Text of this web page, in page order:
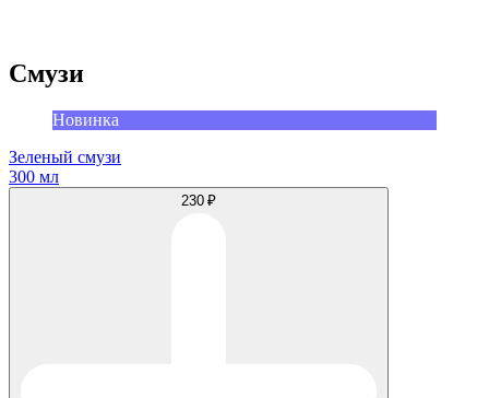
Смузи
Новинка
Зеленый смузи
300 мл
230 ₽